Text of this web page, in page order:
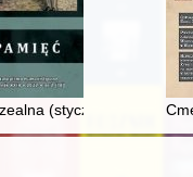
wykaz nazwisk
2022 roku)
(styczeń, luty,